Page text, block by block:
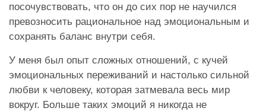
посочувствовать, что он до сих пор не научился
превозносить рациональное над эмоциональным и
сохранять баланс внутри себя.
У меня был опыт сложных отношений, с кучей
эмоциональных переживаний и настолько сильной
любви к человеку, которая затмевала весь мир
вокруг. Больше таких эмоций я никогда не